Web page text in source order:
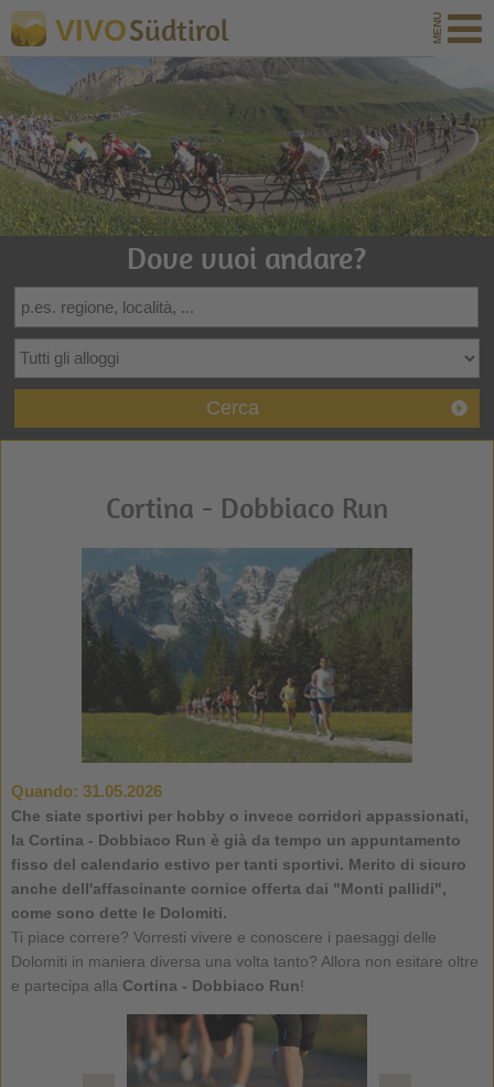
VIVOSüdtirol
Dove vuoi andare?
Cerca
Cortina - Dobbiaco Run
Quando: 31.05.2026
Che siate sportivi per hobby o invece corridori appassionati,
la Cortina - Dobbiaco Run è già da tempo un appuntamento
fisso del calendario estivo per tanti sportivi. Merito di sicuro
anche dell'affascinante cornice offerta dai "Monti pallidi",
come sono dette le Dolomiti.
Ti piace correre? Vorresti vivere e conoscere i paesaggi delle
Dolomiti in maniera diversa una volta tanto? Allora non esitare oltre
e partecipa alla Cortina - Dobbiaco Run!